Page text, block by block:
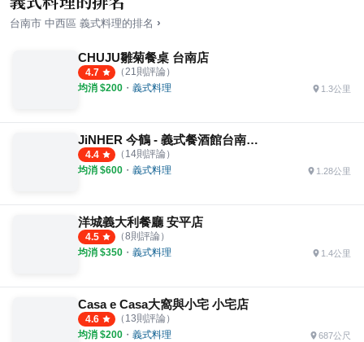
台南市 中西區 義式料理的排名 ›
CHUJU雛菊餐桌 台南店
4.7 （21則評論）
均消 $200 ・ 義式料理 1.3公里
JiNHER 今鶴 - 義式餐酒館台南安平店
4.4 （ 14則評論）
均消 $600 ・ 義式料理 1.28公里
洋城義大利餐廳 安平店
4.5 （8則評論）
均消 $350 ・ 義式料理 1.4公里
Casa e Casa大窩與小宅 小宅店
4.6 （ 13則評論）
均消 $200 ・ 義式料理 687公尺